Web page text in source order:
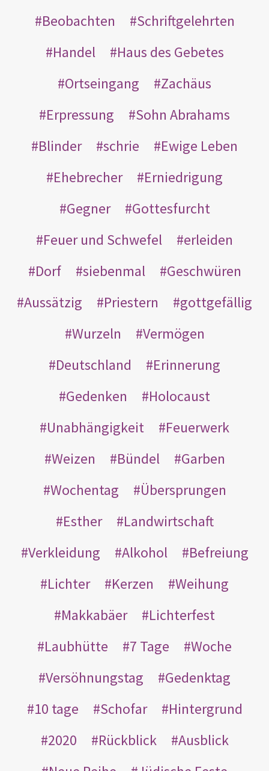
Beobachten
Schriftgelehrten
Handel
Haus des Gebetes
Ortseingang
Zachäus
Erpressung
Sohn Abrahams
Blinder
schrie
Ewige Leben
Ehebrecher
Erniedrigung
Gegner
Gottesfurcht
Feuer und Schwefel
erleiden
Dorf
siebenmal
Geschwüren
Aussätzig
Priestern
gottgefällig
Wurzeln
Vermögen
Deutschland
Erinnerung
Gedenken
Holocaust
Unabhängigkeit
Feuerwerk
Weizen
Bündel
Garben
Wochentag
Übersprungen
Esther
Landwirtschaft
Verkleidung
Alkohol
Befreiung
Lichter
Kerzen
Weihung
Makkabäer
Lichterfest
Laubhütte
7 Tage
Woche
Versöhnungstag
Gedenktag
10 tage
Schofar
Hintergrund
2020
Rückblick
Ausblick